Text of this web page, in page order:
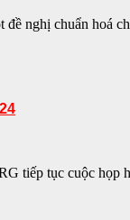
nghị chuẩn hoá
tiếp tục cuộc